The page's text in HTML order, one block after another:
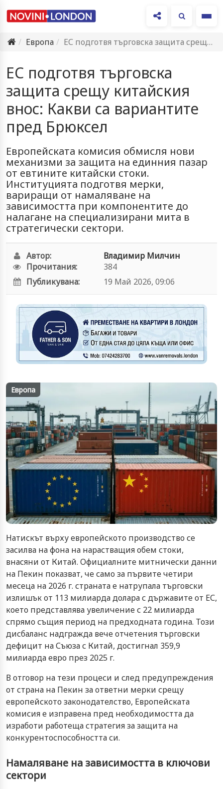
Европа
ЕС подготвя търговска защита срещу китайския внос: Какви са вариантите…
ЕС подготвя търговска
защита срещу китайския
внос: Какви са вариантите
пред Брюксел
Европейската комисия обмисля нови
механизми за защита на единния пазар
от евтините китайски стоки.
Институцията подготвя мерки,
вариращи от намаляване на
зависимостта при компонентите до
налагане на специализирани мита в
стратегически сектори.
Автор:
Владимир Милчин
Прочитания:
384
Публикувана:
19 Май 2026, 09:06
Европа
Натискът върху европейското производство се
засилва на фона на нарастващия обем стоки,
внасяни от Китай. Официалните митнически данни
на Пекин показват, че само за първите четири
месеца на 2026 г. страната е натрупала търговски
излишък от 113 милиарда долара с държавите от ЕС,
което представлява увеличение с 22 милиарда
спрямо същия период на предходната година. Този
дисбаланс надгражда вече отчетения търговски
дефицит на Съюза с Китай, достигнал 359,9
милиарда евро през 2025 г.
В отговор на тези процеси и след предупреждения
от страна на Пекин за ответни мерки срещу
европейското законодателство, Европейската
комисия е изправена пред необходимостта да
изработи работеща стратегия за защита на
конкурентоспособността си.
Намаляване на зависимостта в ключови
сектори